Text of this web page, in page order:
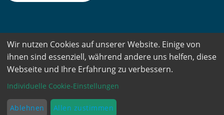
Gemeint sind jedoch immer alle Geschlechter und
SPEZIALIST – Ein Service der ©SYNAXON AG – Alle
vorbehalten
Wir nutzen Cookies auf unserer Website. Einige von
ihnen sind essenziell, während andere uns helfen, diese
Webseite und Ihre Erfahrung zu verbessern.
Individuelle Cookie-Einstellungen
Ablehnen Allen zustimmen